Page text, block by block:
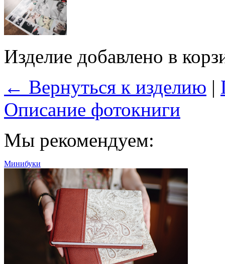
Изделие добавлено в
← Вернуться к изделию |
Описание фотокниги
Мы рекомендуем:
Минибуки